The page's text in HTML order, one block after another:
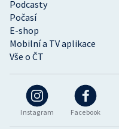
Instagram Facebook
Podcasty
Počasí
E-shop
Mobilní a TV aplikace
Vše o ČT